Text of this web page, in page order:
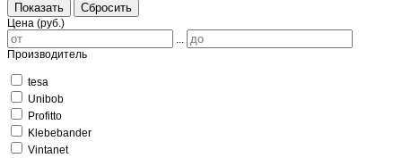
Показать Сбросить
Цена (руб.)
...
Производитель
tesa
Unibob
Profitto
Klebebander
Vintanet